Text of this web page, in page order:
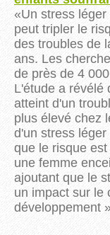
«Un stress
peut tripler le
des troubles de
ans. Les
de près de 4
L'étude a révélé
atteint d'un
plus élevé chez
d'un stress léger
que le risque
une femme
ajoutant que le
un impact sur
développement